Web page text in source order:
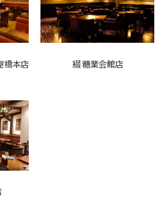
橋本店 綴 糖業会館店